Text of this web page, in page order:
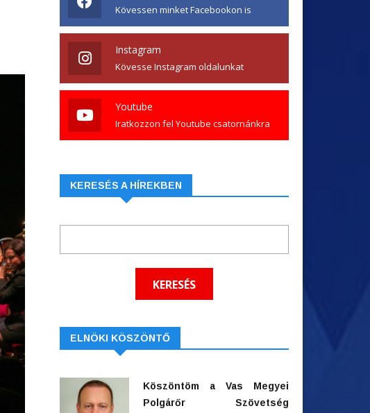
Kövessen minket Facebookon is
Instagram
Kövesse Instagram oldalunkat
Youtube
Iratkozzon fel Youtube csatornánkra
KERESÉS A HÍREKBEN
ELNÖKI KÖSZÖNTŐ
Köszöntöm a Vas Megyei
Polgárőr Szövetség